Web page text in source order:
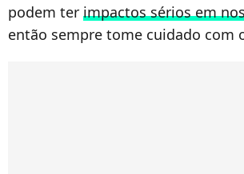
podem ter impactos sérios em
então sempre tome cuidado com